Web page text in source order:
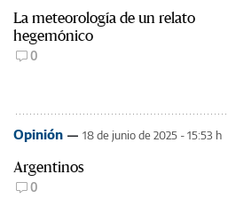
La meteorología de un relato
hegemónico
0
Opinión 18 de junio de 2025 - 15:53 h
Argentinos
0